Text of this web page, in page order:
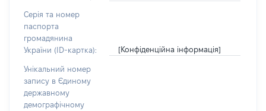
Серія та номер
паспорта
громадянина
України (ID-картка):
[Конфіденційна інформація]
Унікальний номер
запису в Єдиному
державному
демографічному